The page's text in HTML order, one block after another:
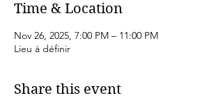
Time & Location
Nov 26, 2025, 7:00 PM – 11:00 PM
Lieu à définir
Share this event